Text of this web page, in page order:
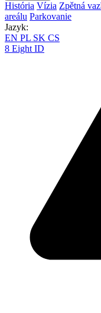
História Vízia Zpětná
areálu Parkovanie
Jazyk:
EN PL SK CS
8 Eight ID